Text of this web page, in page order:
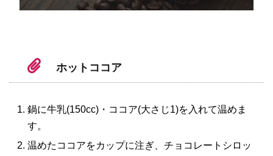
ホットココア
鍋に牛乳(150cc)・ココア(大さじ1)を入れて温めま
す。
温めたココアをカップに注ぎ、チョコレートシロッ